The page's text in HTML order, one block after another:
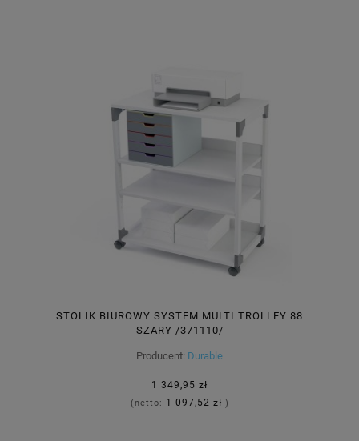
STOLIK BIUROWY SYSTEM MULTI TROLLEY 88
SZARY /371110/
Producent: Durable
1 349,95 zł
(netto: 1 097,52 zł )